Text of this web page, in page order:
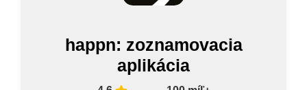
happn: zoznamovacia
aplikácia